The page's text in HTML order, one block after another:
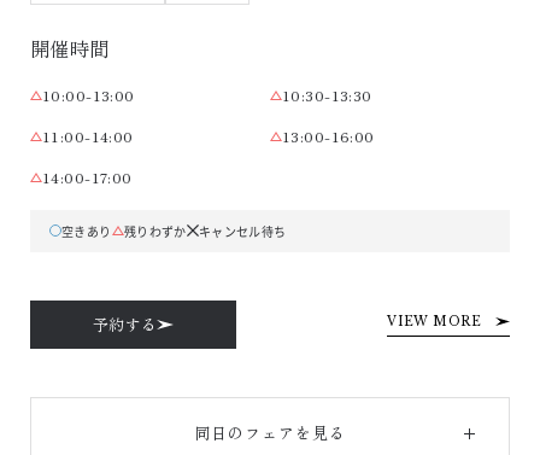
開催時間
10:00-13:00
10:30-13:30
11:00-14:00
13:00-16:00
14:00-17:00
空きあり 残りわずか キャンセル待ち
予約する VIEW MORE
同日のフェアを見る